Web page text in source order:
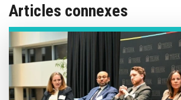
Articles connexes